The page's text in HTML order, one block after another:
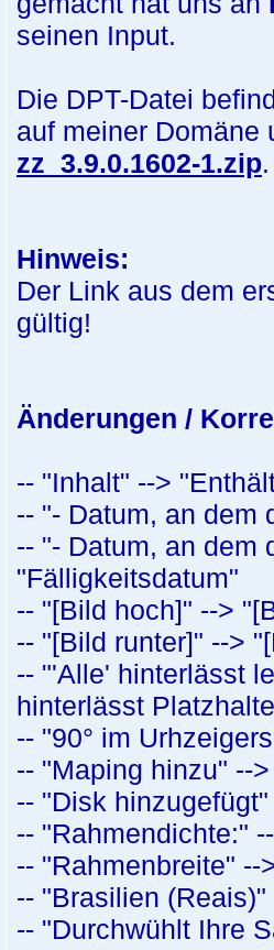
seinen Input.
Die DPT-Datei
auf meiner Domäne
zz_3.9.0.1602-1.zip.
Hinweis:
Der Link aus dem
gültig!
Änderungen /
-- "Inhalt" -->
-- "- Datum, an dem
-- "- Datum, an dem
"Fälligkeitsdatum"
-- "[Bild hoch]" -->
-- "[Bild runter]" -->
-- "'Alle' hinterlässt
hinterlässt
-- "90° im
-- "Maping hinzu" --
-- "Disk
-- "Rahmendichte:"
-- "Rahmenbreite" --
-- "Brasilien
-- "Durchwühlt Ihre